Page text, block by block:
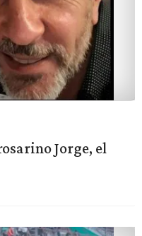
Jorge, el